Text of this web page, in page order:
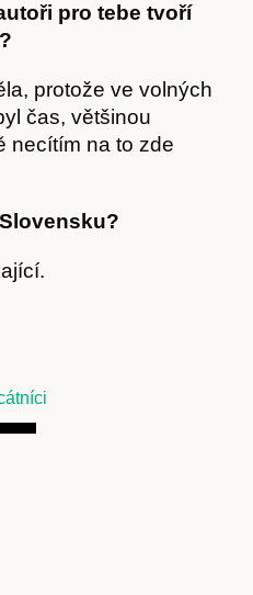
pro tebe tvoří
protože ve volných
čas, většinou
necítím na to zde